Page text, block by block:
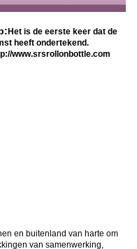
Het is de eerste keer dat de
heeft ondertekend.
www.srsrollonbottle.com
en buitenland van harte om
van samenwerking,